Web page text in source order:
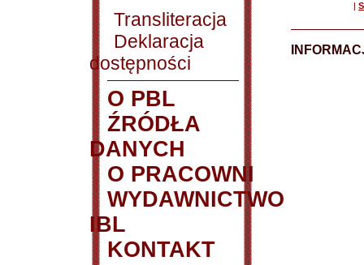
Transliteracja
Deklaracja
dostępności
O PBL
ŹRÓDŁA
DANYCH
O PRACOWNI
WYDAWNICTWO
IBL
KONTAKT
|